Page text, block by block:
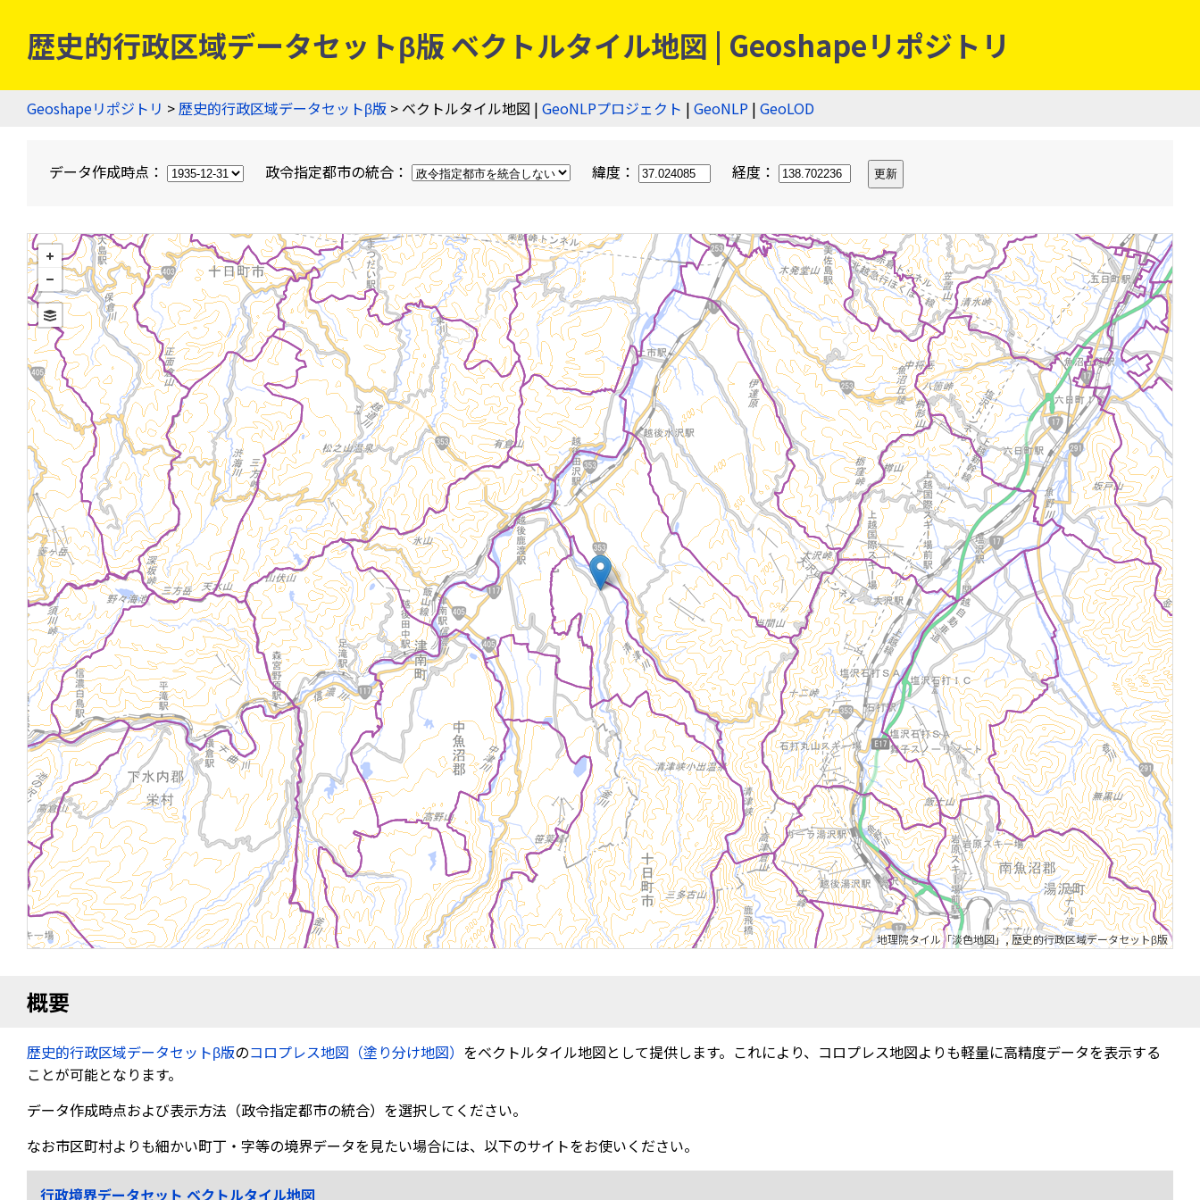
歴史的行政区域データセットβ版 ベクトルタイル地図 | Geoshapeリポジトリ
Geoshapeリポジトリ >歴史的行政区域データセットβ版 > ベクトルタイル地図 | GeoNLPプロジェクト | GeoNLP | GeoLOD
データ作成時点： 政令指定都市の統合： 緯度： 経度：
地理院タイル「淡色地図」,歴史的行政区域データセットβ版
概要
歴史的行政区域データセットβ版のコロプレス地図（塗り分け地図） をベクトルタイル地図として提供します。これにより、コロプレス地図よりも軽量に高精度データを表示する
ことが可能となります。
データ作成時点および表示方法（政令指定都市の統合）を選択してください。
なお市区町村よりも細かい町丁・字等の境界データを見たい場合には、以下のサイトをお使いください。
行政境界データセット ベクトルタイル地図